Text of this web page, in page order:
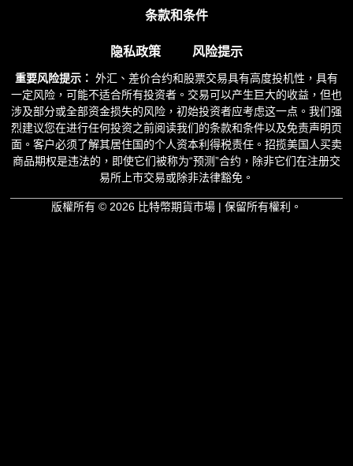
条款和条件
隐私政策 风险提示
重要风险提示： 外汇、差价合约和股票交易具有高度投机性，具有
一定风险，可能不适合所有投资者。交易可以产生巨大的收益，但也
涉及部分或全部资金损失的风险，初始投资者应考虑这一点。我们强
烈建议您在进行任何投资之前阅读我们的条款和条件以及免责声明页
面。客户必须了解其居住国的个人资本利得税责任。招揽美国人买卖
商品期权是违法的，即使它们被称为“预测”合约，除非它们在注册交
易所上市交易或除非法律豁免。
版權所有 © 2026 比特幣期貨市場 | 保留所有權利。